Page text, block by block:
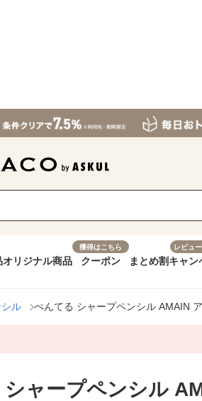
オリジナル商品
獲得はこちら
クーポン まとめ割
レビュ
キャン
ル ぺんてる シャープペンシル AMAIN
ャープペンシル